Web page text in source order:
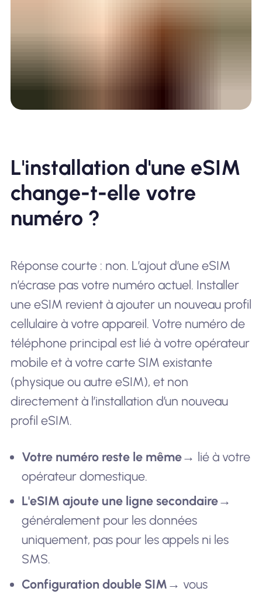
L'installation d'une eSIM
change-t-elle votre
numéro ?
Réponse courte : non. L’ajout d’une eSIM
n’écrase pas votre numéro actuel. Installer
une eSIM revient à ajouter un nouveau profil
cellulaire à votre appareil. Votre numéro de
téléphone principal est lié à votre opérateur
mobile et à votre carte SIM existante
(physique ou autre eSIM), et non
directement à l’installation d’un nouveau
profil eSIM.
Votre numéro reste le même→ lié à votre
opérateur domestique.
L'eSIM ajoute une ligne secondaire→
généralement pour les données
uniquement, pas pour les appels ni les
SMS.
Configuration double SIM → vous